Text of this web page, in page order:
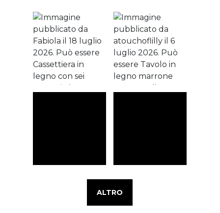
ALTRO